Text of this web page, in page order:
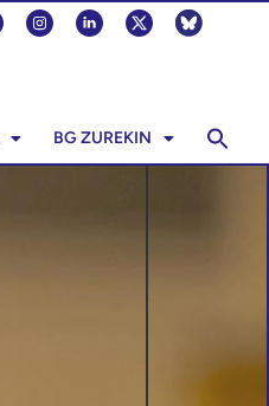
BG ZUREKIN